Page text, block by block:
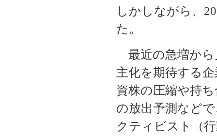
しかしながら、
た。
最近の急増から
主化を期待する
資株の圧縮や持
の放出予測など
クティビスト（